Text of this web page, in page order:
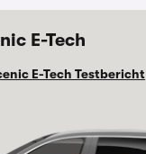
E-Tech
E-Tech Testbericht